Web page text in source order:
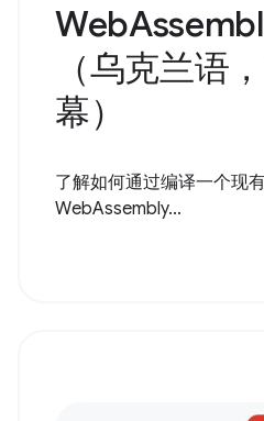
（乌克兰语
幕）
了解如何通过编译一个现
WebAssembly...